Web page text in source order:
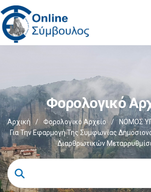
Φορολογικό
Αρχική / Φορολογικό Αρχείο /
ΝOMOΣ
Για Την Εφαρμογή Της Συμφωνίας
Διαρθρωτικών